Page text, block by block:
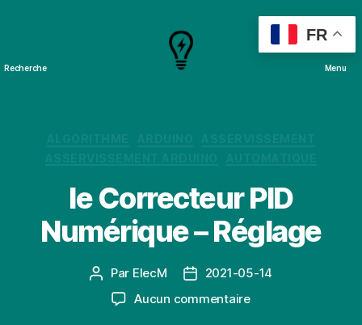
Recherche Menu
le Correcteur PID
Numérique – Réglage
Auteur
l’article
Par ElecM
Date2021-05-14
Aucun commentairesur
FR